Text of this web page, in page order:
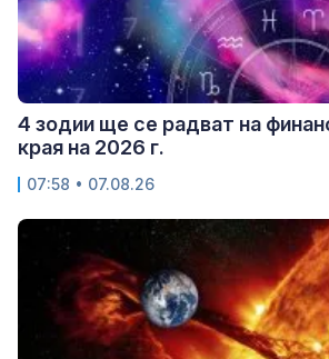
4 зодии ще се радват на
края на 2026 г.
07:58 • 07.08.26